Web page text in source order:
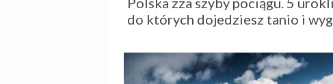
do których dojedziesz tanio i